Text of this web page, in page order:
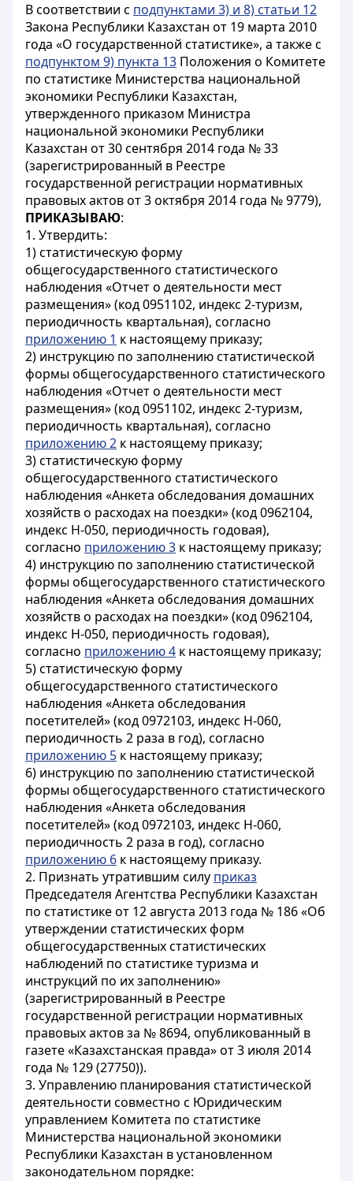
В соответствии с подпунктами 3) и 8) статьи 12
Закона Республики Казахстан от 19 марта 2010
года «О государственной статистике», а также с
подпунктом 9) пункта 13 Положения о Комитете
по статистике Министерства национальной
экономики Республики Казахстан,
утвержденного приказом Министра
национальной экономики Республики
Казахстан от 30 сентября 2014 года № 33
(зарегистрированный в Реестре
государственной регистрации нормативных
правовых актов от 3 октября 2014 года № 9779),
ПРИКАЗЫВАЮ:
1. Утвердить:
1) статистическую форму
общегосударственного статистического
наблюдения «Отчет о деятельности мест
размещения» (код 0951102, индекс 2-туризм,
периодичность квартальная), согласно
приложению 1 к настоящему приказу;
2) инструкцию по заполнению статистической
формы общегосударственного статистического
наблюдения «Отчет о деятельности мест
размещения» (код 0951102, индекс 2-туризм,
периодичность квартальная), согласно
приложению 2 к настоящему приказу;
3) статистическую форму
общегосударственного статистического
наблюдения «Анкета обследования домашних
хозяйств о расходах на поездки» (код 0962104,
индекс Н-050, периодичность годовая),
согласно приложению 3 к настоящему приказу;
4) инструкцию по заполнению статистической
формы общегосударственного статистического
наблюдения «Анкета обследования домашних
хозяйств о расходах на поездки» (код 0962104,
индекс Н-050, периодичность годовая),
согласно приложению 4 к настоящему приказу;
5) статистическую форму
общегосударственного статистического
наблюдения «Анкета обследования
посетителей» (код 0972103, индекс Н-060,
периодичность 2 раза в год), согласно
приложению 5 к настоящему приказу;
6) инструкцию по заполнению статистической
формы общегосударственного статистического
наблюдения «Анкета обследования
посетителей» (код 0972103, индекс Н-060,
периодичность 2 раза в год), согласно
приложению 6 к настоящему приказу.
2. Признать утратившим силу приказ
Председателя Агентства Республики Казахстан
по статистике от 12 августа 2013 года № 186 «Об
утверждении статистических форм
общегосударственных статистических
наблюдений по статистике туризма и
инструкций по их заполнению»
(зарегистрированный в Реестре
государственной регистрации нормативных
правовых актов за № 8694, опубликованный в
газете «Казахстанская правда» от 3 июля 2014
года № 129 (27750)).
3. Управлению планирования статистической
деятельности совместно с Юридическим
управлением Комитета по статистике
Министерства национальной экономики
Республики Казахстан в установленном
законодательном порядке: